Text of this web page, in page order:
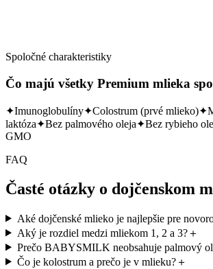
Detail →
Spoločné charakteristiky
Čo majú všetky Premium mlieka
✦Imunoglobulíny✦Colostrum (prvé mlieko)✦
laktóza✦Bez palmového oleja✦Bez rybieho
GMO
FAQ
Časté otázky o dojčenskom
Aké dojčenské mlieko je najlepšie pre
Aký je rozdiel medzi mliekom 1, 2 a 3?＋
Prečo BABYSMILK neobsahuje palmový
Čo je kolostrum a prečo je v mlieku?＋